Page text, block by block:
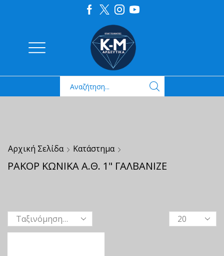
Αρχική Σελίδα Κατάστημα
ΡΑΚΟΡ ΚΩΝΙΚΑ Α.Θ. 1" ΓΑΛΒΑΝΙΖΕ